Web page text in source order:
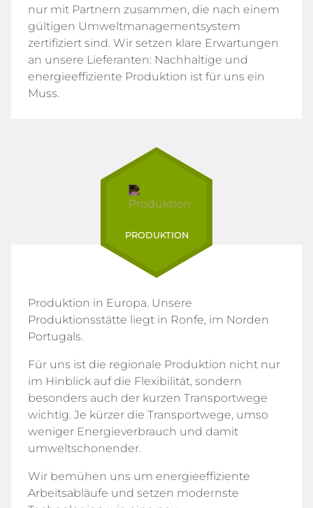
nur mit Partnern zusammen, die nach einem
gültigen Umweltmanagementsystem
zertifiziert sind. Wir setzen klare Erwartungen
an unsere Lieferanten: Nachhaltige und
energieeffiziente Produktion ist für uns ein
Muss.
PRODUKTION
Produktion in Europa. Unsere
Produktionsstätte liegt in Ronfe, im Norden
Portugals.
Für uns ist die regionale Produktion nicht nur
im Hinblick auf die Flexibilität, sondern
besonders auch der kurzen Transportwege
wichtig. Je kürzer die Transportwege, umso
weniger Energieverbrauch und damit
umweltschonender.
Wir bemühen uns um energieeffiziente
Arbeitsabläufe und setzen modernste